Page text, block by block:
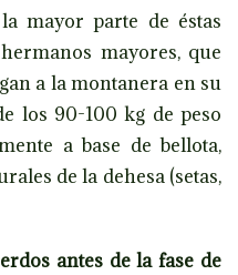
mayor parte de éstas
mayores, que
a la montanera en su
los 90-100 kg de peso
a base de bellota,
de la dehesa (setas,
antes de la fase de